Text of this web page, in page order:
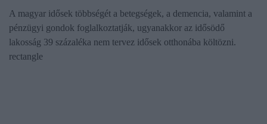
A magyar idősek többségét a betegségek, a demencia, valamint a
pénzügyi gondok foglalkoztatják, ugyanakkor az idősödő
lakosság 39 százaléka nem tervez idősek otthonába költözni.
rectangle